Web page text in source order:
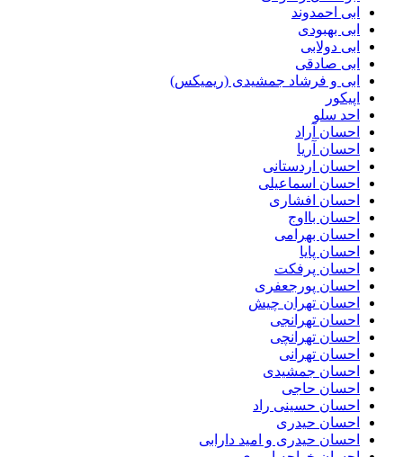
ابی احمدوند
ابی بهبودی
ابی دولابی
ابی صادقی
ابی و فرشاد جمشیدی (ریمیکس)
اپیکور
احد سلو
احسان آراد
احسان آریا
احسان اردستانی
احسان اسماعیلی
احسان افشاری
احسان بااوج
احسان بهرامی
احسان پایا
احسان پرفکت
احسان پورجعفری
احسان تهران چیش
احسان تهرانجی
احسان تهرانچی
احسان تهرانی
احسان جمشیدی
احسان حاجی
احسان حسینی راد
احسان حیدری
احسان حیدری و امید دارابی